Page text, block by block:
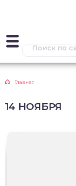
Главная
14 НОЯБРЯ